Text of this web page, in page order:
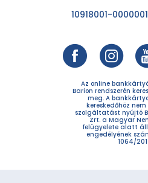
10918001-
Az online
Barion rendszerén
meg. A
kereskedőhöz
szolgáltatást nyújtó
Zrt. a Magyar
felügyelete alatt
engedélyének
1064/